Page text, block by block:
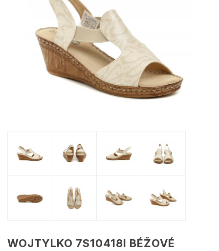
WOJTYLKO 7S10418I BÉŽOVÉ